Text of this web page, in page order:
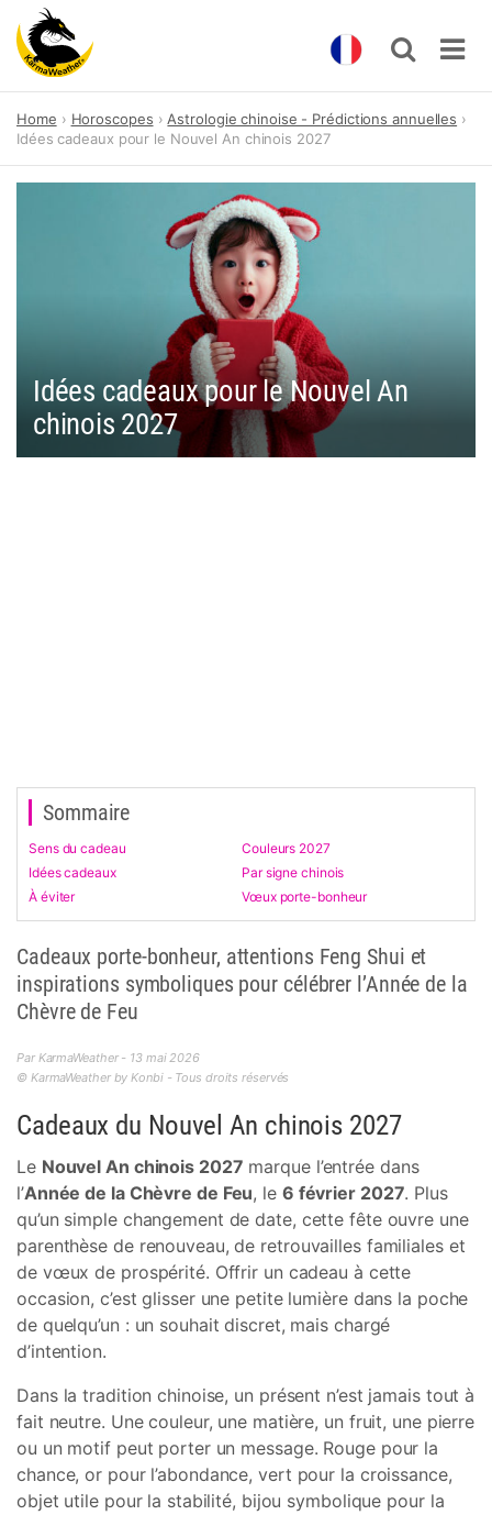
content
Home Horoscopes
Astrologie chinoise - Prédictions annuelles
Idées cadeaux pour le Nouvel An chinois 2027
Idées cadeaux pour le Nouvel An
chinois 2027
Sommaire
Sens du cadeau
Couleurs 2027
Idées cadeaux
Par signe chinois
À éviter
Vœux porte-bonheur
Cadeaux porte-bonheur, attentions Feng Shui et
inspirations symboliques pour célébrer l’Année de la
Chèvre de Feu
Par KarmaWeather - 13 mai 2026
© KarmaWeather by Konbi - Tous droits réservés
Cadeaux du Nouvel An chinois 2027
Le Nouvel An chinois 2027 marque l’entrée dans
l’Année de la Chèvre de Feu, le 6 février 2027. Plus
qu’un simple changement de date, cette fête ouvre une
parenthèse de renouveau, de retrouvailles familiales et
de vœux de prospérité. Offrir un cadeau à cette
occasion, c’est glisser une petite lumière dans la poche
de quelqu’un : un souhait discret, mais chargé
d’intention.
Dans la tradition chinoise, un présent n’est jamais tout à
fait neutre. Une couleur, une matière, un fruit, une pierre
ou un motif peut porter un message. Rouge pour la
chance, or pour l’abondance, vert pour la croissance,
objet utile pour la stabilité, bijou symbolique pour la